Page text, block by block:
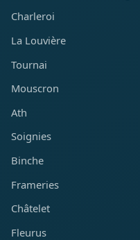
Charleroi
La Louvière
Tournai
Mouscron
Ath
Soignies
Binche
Frameries
Châtelet
Fleurus